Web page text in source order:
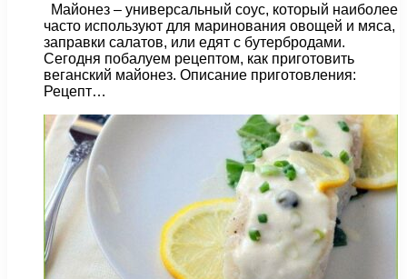
Майонез – универсальный соус, который наиболее
часто используют для маринования овощей и мяса,
заправки салатов, или едят с бутербродами.
Сегодня побалуем рецептом, как приготовить
веганский майонез. Описание приготовления:
Рецепт…